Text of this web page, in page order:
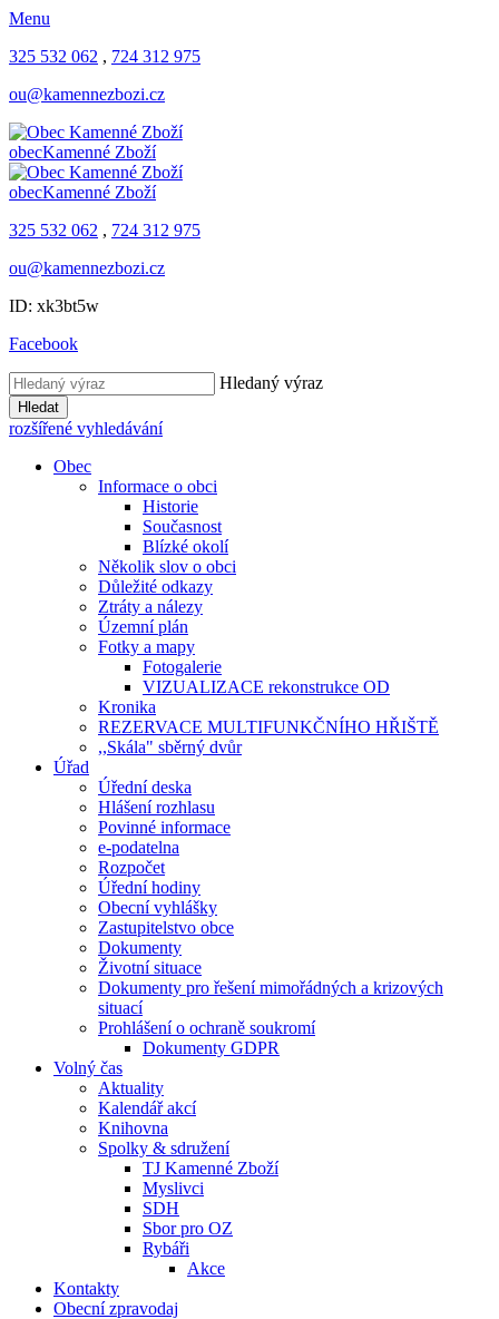
Menu
325 532 062 , 724 312 975
ou@kamennezbozi.cz
obecKamenné Zboží
obecKamenné Zboží
325 532 062 , 724 312 975
ou@kamennezbozi.cz
ID: xk3bt5w
Facebook
Hledaný výraz
Hledat
rozšířené vyhledávání
Obec
Informace o obci
Historie
Současnost
Blízké okolí
Několik slov o obci
Důležité odkazy
Ztráty a nálezy
Územní plán
Fotky a mapy
Fotogalerie
VIZUALIZACE rekonstrukce OD
Kronika
REZERVACE MULTIFUNKČNÍHO HŘIŠTĚ
,,Skála" sběrný dvůr
Úřad
Úřední deska
Hlášení rozhlasu
Povinné informace
e-podatelna
Rozpočet
Úřední hodiny
Obecní vyhlášky
Zastupitelstvo obce
Dokumenty
Životní situace
Dokumenty pro řešení mimořádných a krizových
situací
Prohlášení o ochraně soukromí
Dokumenty GDPR
Volný čas
Aktuality
Kalendář akcí
Knihovna
Spolky & sdružení
TJ Kamenné Zboží
Myslivci
SDH
Sbor pro OZ
Rybáři
Akce
Kontakty
Obecní zpravodaj